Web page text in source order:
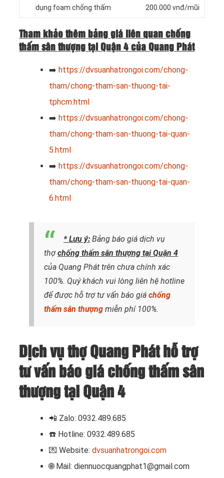
dụng foam chống thấm
200.000 vnđ/mũi
Tham khảo thêm bảng giá liên quan chống
thấm sân thượng tại Quận 4 của Quang Phát
➡️ https://dvsuanhatrongoi.com/chong-
tham/chong-tham-san-thuong-tai-
tphcm.html
➡️ https://dvsuanhatrongoi.com/chong-
tham/chong-tham-san-thuong-tai-quan-
5.html
➡️ https://dvsuanhatrongoi.com/chong-
tham/chong-tham-san-thuong-tai-quan-
6.html
* Lưu ý: Bảng báo giá dịch vụ
thợchống thấm sân thượng tại Quận 4
của Quang Phát trên chưa chính xác
100%. Quý khách vui lòng liên hệ hotline
để được hỗ trợ tư vấn báo giá chống
thấm sân thượng miễn phí 100%.
Dịch vụ thợ Quang Phát hỗ trợ
tư vấn báo giá chống thấm sân
thượng tại Quận 4
📲 Zalo: 0932.489.685
☎️ Hotline: 0932.489.685
💌 Website: dvsuanhatrongoi.com
🌐 Mail: diennuocquangphat1@gmail.com